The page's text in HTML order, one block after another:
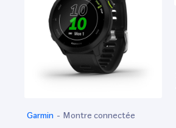
Garmin - Montre connectée